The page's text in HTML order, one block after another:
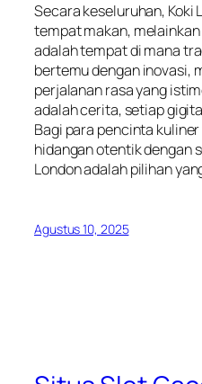
Secara keseluruhan, Koki
tempat makan,
adalah tempat di mana
bertemu dengan inovasi,
perjalanan rasa yang
adalah cerita, setiap
Bagi para pencinta
hidangan otentik dengan
London adalah pilihan
Agustus 10, 2025